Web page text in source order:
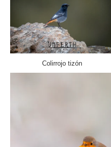
Colirrojo tizón